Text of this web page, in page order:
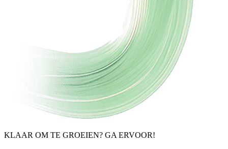
KLAAR OM TE GROEIEN? GA ERVOOR!